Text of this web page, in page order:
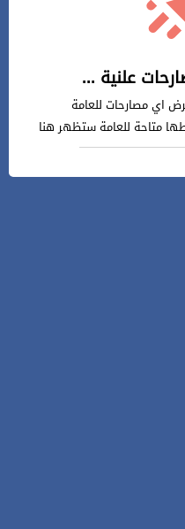
علنية ...
متاحة للعامة ستظهر هنا